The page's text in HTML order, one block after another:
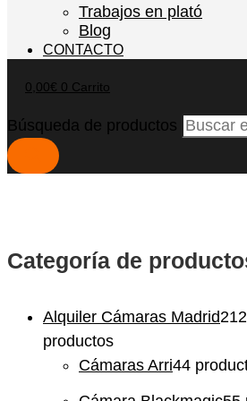
Trabajos en plató
Blog
CONTACTO
0,00€ 0 Carrito
Búsqueda de productos
Categoría de
Alquiler Cámaras Madrid212
productos
Cámaras Arri44